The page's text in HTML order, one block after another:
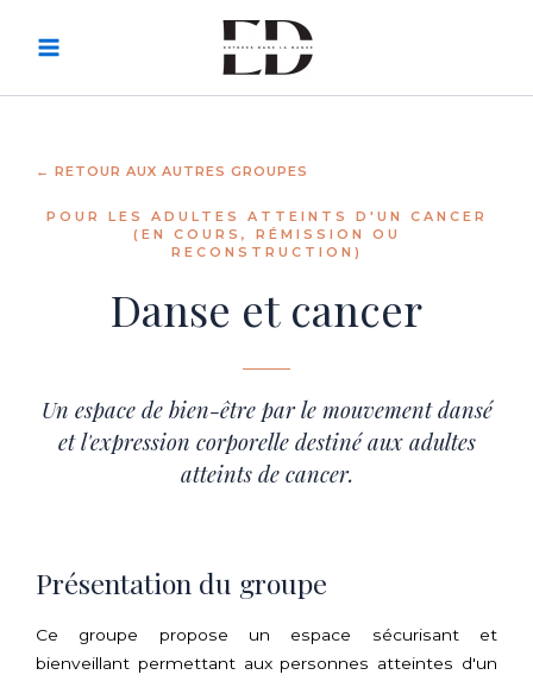
← RETOUR AUX AUTRES GROUPES
POUR LES ADULTES ATTEINTS D'UN CANCER
(EN COURS, RÉMISSION OU
RECONSTRUCTION)
Danse et cancer
Un espace de bien-être par le mouvement dansé
et l'expression corporelle destiné aux adultes
atteints de cancer.
Présentation du groupe
Ce groupe propose un espace sécurisant et
bienveillant permettant aux personnes atteintes d'un